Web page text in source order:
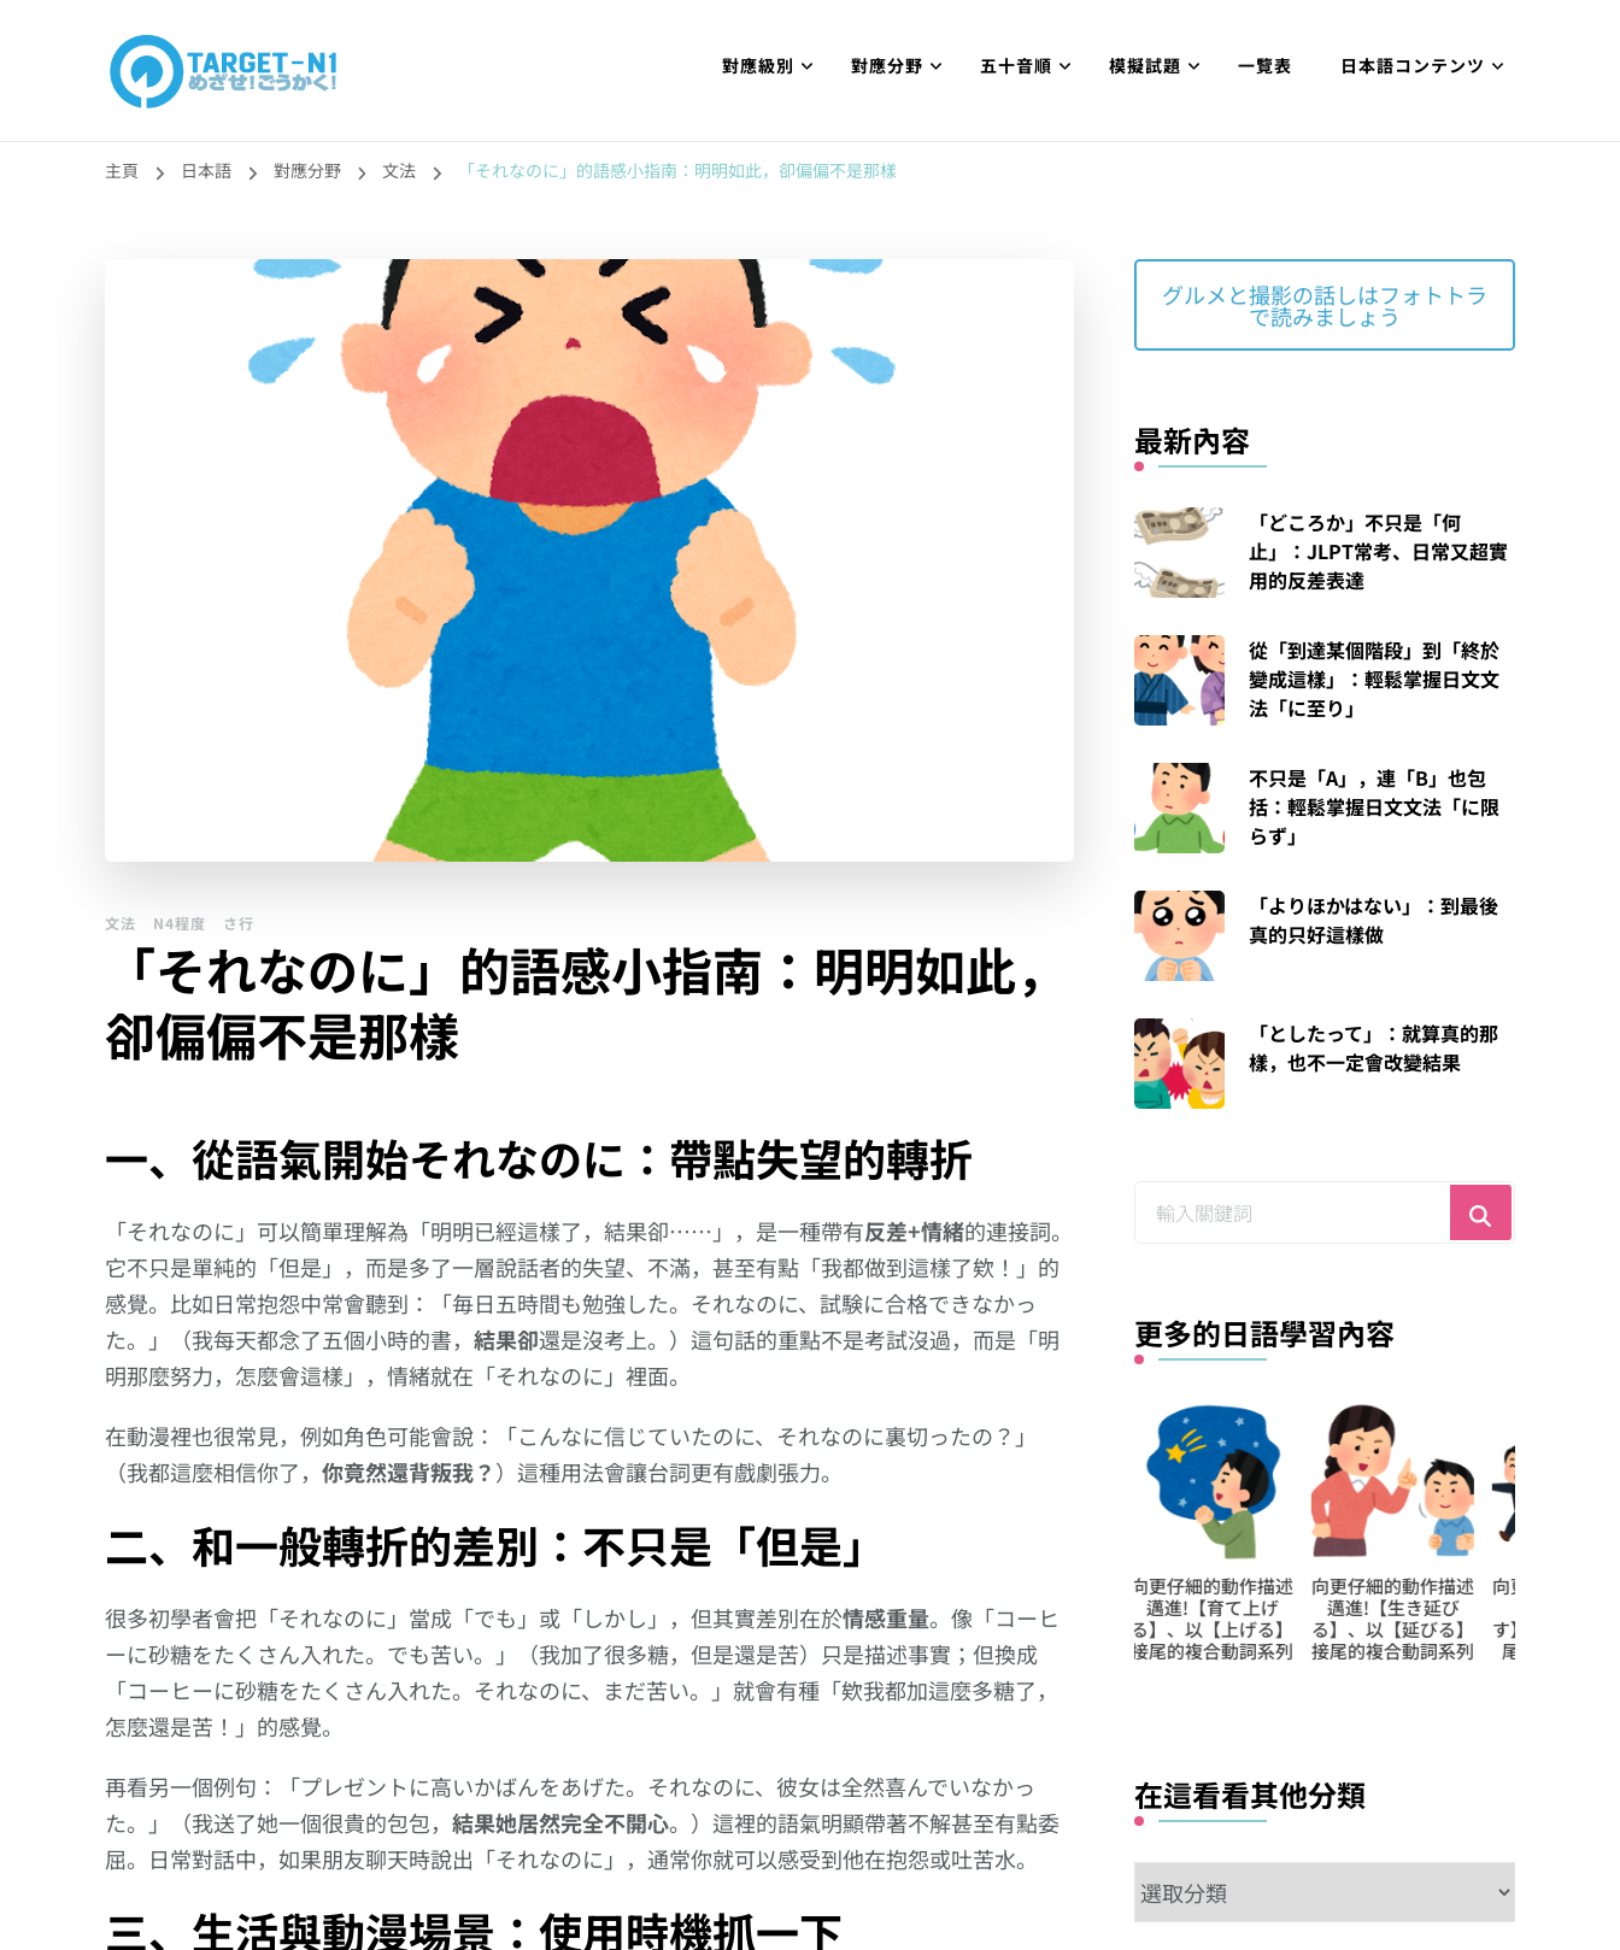
目標!!日本語能力試N1合格
對應級別 對應分野 五十音順 模擬試題 一覽表 日本語コンテンツ
主頁 日本語 對應分野 文法 「それなのに」的語感小指南：明明如此，卻偏偏不是那樣
文法 N4程度 さ行
「それなのに」的語感小指南：明明如此，
卻偏偏不是那樣
一、從語氣開始それなのに：帶點失望的轉折
「それなのに」可以簡單理解為「明明已經這樣了，結果卻……」，是一種帶有反差+情緒的連接詞。
它不只是單純的「但是」，而是多了一層說話者的失望、不滿，甚至有點「我都做到這樣了欸！」的
感覺。比如日常抱怨中常會聽到：「毎日五時間も勉強した。それなのに、試験に合格できなかっ
た。」（我每天都念了五個小時的書， 結果卻還是沒考上。）這句話的重點不是考試沒過，而是「明
明那麼努力，怎麼會這樣」，情緒就在「それなのに」裡面。
在動漫裡也很常見，例如角色可能會說：「こんなに信じていたのに、それなのに裏切ったの？」
（我都這麼相信你了， 你竟然還背叛我？）這種用法會讓台詞更有戲劇張力。
二、和一般轉折的差別：不只是「但是」
很多初學者會把「それなのに」當成「でも」或「しかし」，但其實差別在於情感重量。像「コーヒ
ーに砂糖をたくさん入れた。でも苦い。」（我加了很多糖，但是還是苦）只是描述事實；但換成
「コーヒーに砂糖をたくさん入れた。それなのに、まだ苦い。」就會有種「欸我都加這麼多糖了，
怎麼還是苦！」的感覺。
再看另一個例句：「プレゼントに高いかばんをあげた。それなのに、彼女は全然喜んでいなかっ
た。」（我送了她一個很貴的包包， 結果她居然完全不開心。）這裡的語氣明顯帶著不解甚至有點委
屈。日常對話中，如果朋友聊天時說出「それなのに」，通常你就可以感受到他在抱怨或吐苦水。
三、生活與動漫場景：使用時機抓一下
グルメと撮影の話しはフォトトラ
で読みましょう
最新內容
「どころか」不只是「何
止」：JLPT常考、日常又超實
用的反差表達
從「到達某個階段」到「終於
變成這樣」：輕鬆掌握日文文
法「に至り」
不只是「A」，連「B」也包
括：輕鬆掌握日文文法「に限
らず」
「よりほかはない」：到最後
真的只好這樣做
「としたって」：就算真的那
樣，也不一定會改變結果
更多的日語學習內容
218回】廣東話裡
【生病】的日文怎樣
說?
許可的意思。（動詞
使役形）させてくだ
さい／請讓我……；
請允許我……
313回【下午有二胡
課，我得上課】的日
常表現
【難讀漢字】，很快
你的語彙量就是高手
達人級別!! 第56日
的是【蜉蝣‧翳す‧
嵩む‧河岸‧瑕疵】
邁進!【育て上げ
る】、以【上げる】
接尾的複合動詞系列
邁進!【生き延び
る】、以【延びる】
接尾的複合動詞系列
向更仔細的動作描述
邁進!【召し出
す】、以【出す】接
尾的複合動詞系列
【每日學1個日文形
容詞】今日的是【少
ない】
向更仔細的動
む】、以【込
尾的複合動詞
在這看看其他分類
在
這